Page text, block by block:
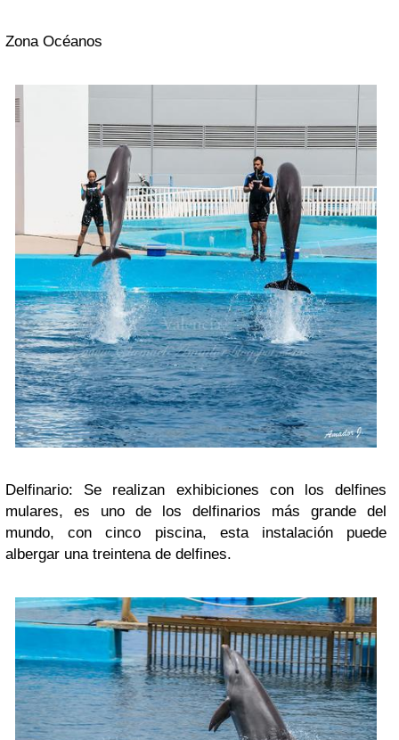
Zona Océanos
Delfinario: Se realizan exhibiciones con los delfines
mulares, es uno de los delfinarios más grande del
mundo, con cinco piscina, esta instalación puede
albergar una treintena de delfines.